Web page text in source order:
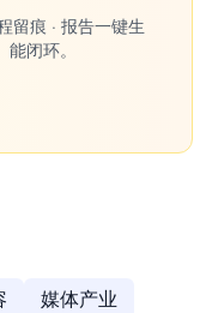
留痕 · 报告一键生
闭环。
媒体产业